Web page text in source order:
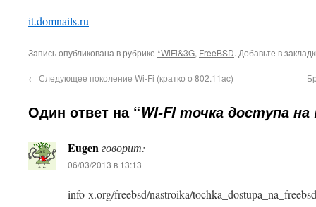
it.domnails.ru
Запись опубликована в рубрике *WiFi&3G, FreeBSD. Добавьте в
← Следующее поколение Wi-Fi (кратко о 802.11ac)
Один ответ на “WI-FI точка доступа на
Eugenговорит:
06/03/2013 в 13:13
info-x.org/freebsd/nastroika/
This plugin created byAlexei91